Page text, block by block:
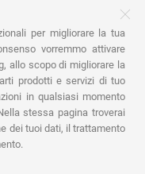
Pappa
Nanna
Gioco
Gift card
Promozioni
per migliorare la tua
vorremmo attivare
allo scopo di migliorare la
prodotti e servizi di tuo
in qualsiasi momento
stessa pagina troverai
dei tuoi dati, il trattamento